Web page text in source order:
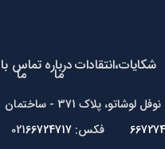
شکایات،انتقاداتدرباره
ما تماس با
ما
آدرس: تهران، خیابان حافظ، بعد از تقاطع نوفل لوشاتو، پلاک 371 - ساختمان
فکس: 021 66724717